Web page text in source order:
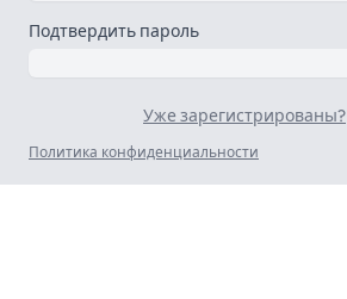
Подтвердить пароль
Уже зарегистрированы?
Политика конфиденциальности